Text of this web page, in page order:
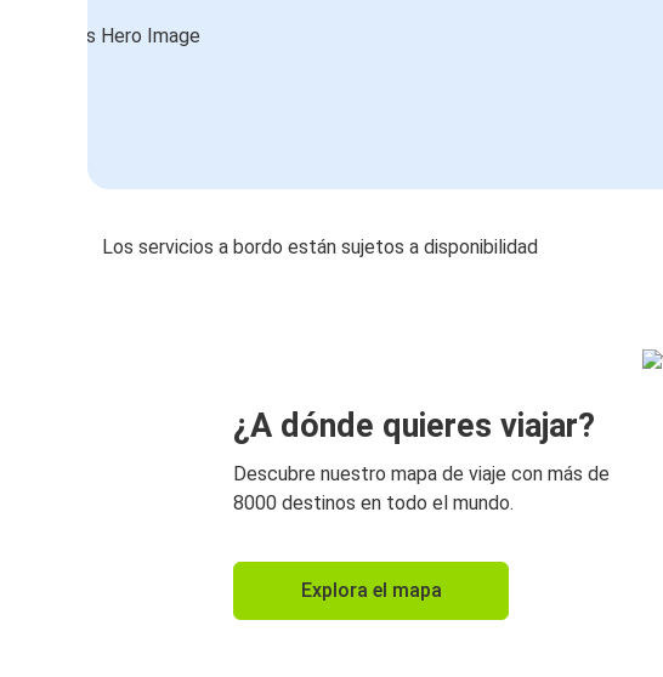
Los servicios a bordo están sujetos a disponibilidad
¿A dónde quieres viajar?
Descubre nuestro mapa de viaje con más de
8000 destinos en todo el mundo.
Explora el mapa